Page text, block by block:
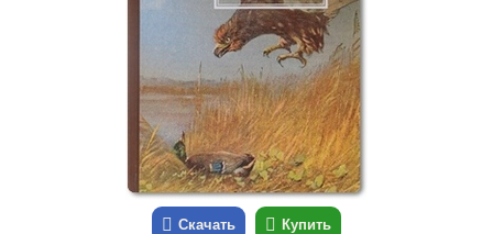
Скачать Купить